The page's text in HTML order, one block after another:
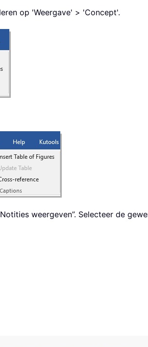
op 'Weergave' > 'Concept'.
weergeven”. Selecteer de